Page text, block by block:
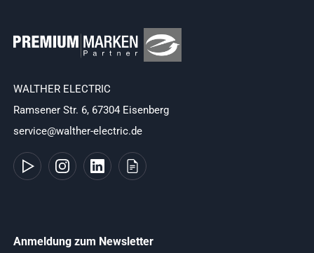
WALTHER ELECTRIC
Ramsener Str. 6, 67304 Eisenberg
service@walther-electric.de
Anmeldung zum Newsletter